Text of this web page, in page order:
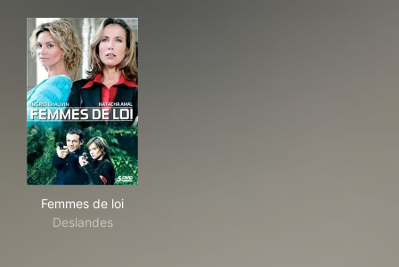
Femmes de loi
Deslandes